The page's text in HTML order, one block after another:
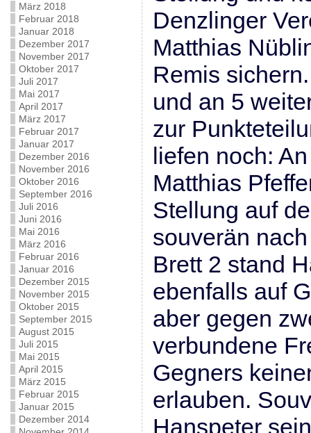
März 2018
Februar 2018
Januar 2018
Dezember 2017
November 2017
Oktober 2017
Juli 2017
Mai 2017
April 2017
März 2017
Februar 2017
Januar 2017
Dezember 2016
November 2016
Oktober 2016
September 2016
Juli 2016
Juni 2016
Mai 2016
März 2016
Februar 2016
Januar 2016
Dezember 2015
November 2015
Oktober 2015
September 2015
August 2015
Juli 2015
Mai 2015
April 2015
März 2015
Februar 2015
Januar 2015
Dezember 2014
Denzlinger
Matthias
Remis
und an 5
zur
liefen noch:
Matthias
Stellung auf
souverän
Brett 2 stand
ebenfalls auf
aber gegen
verbundene
Gegners
erlauben.
Hanspeter